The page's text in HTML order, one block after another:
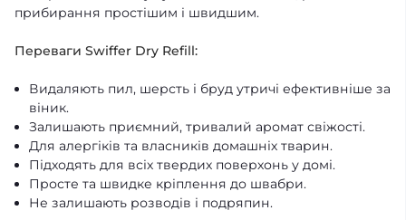
прибирання простішим і швидшим.
Переваги Swiffer Dry Refill:
Видаляють пил, шерсть і бруд утричі ефективніше за
віник.
Залишають приємний, тривалий аромат свіжості.
Для алергіків та власників домашніх тварин.
Підходять для всіх твердих поверхонь у домі.
Просте та швидке кріплення до швабри.
Не залишають розводів і подряпин.